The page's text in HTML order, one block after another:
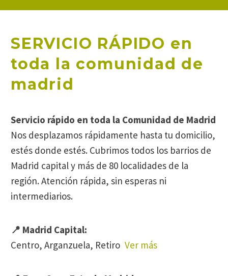
SERVICIO RÁPIDO en
toda la comunidad de
madrid
Servicio rápido en toda la Comunidad de Madrid
Nos desplazamos rápidamente hasta tu domicilio,
estés donde estés. Cubrimos todos los barrios de
Madrid capital y más de 80 localidades de la
región. Atención rápida, sin esperas ni
intermediarios.
📍 Madrid Capital:
Centro, Arganzuela, Retiro Ver más